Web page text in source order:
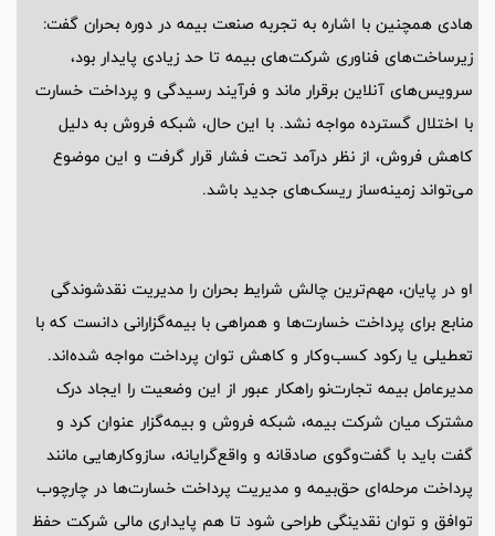
هادی همچنین با اشاره به تجربه صنعت بیمه در دوره بحران گفت:
زیرساخت‌های فناوری شرکت‌های بیمه تا حد زیادی پایدار بود،
سرویس‌های آنلاین برقرار ماند و فرآیند رسیدگی و پرداخت خسارت
با اختلال گسترده مواجه نشد. با این حال، شبکه فروش به دلیل
کاهش فروش، از نظر درآمد تحت فشار قرار گرفت و این موضوع
می‌تواند زمینه‌ساز ریسک‌های جدید باشد.
او در پایان، مهم‌ترین چالش شرایط بحران را مدیریت نقدشوندگی
منابع برای پرداخت خسارت‌ها و همراهی با بیمه‌گزارانی دانست که با
تعطیلی یا رکود کسب‌وکار و کاهش توان پرداخت مواجه شده‌اند.
مدیرعامل بیمه تجارت‌نو راهکار عبور از این وضعیت را ایجاد درک
مشترک میان شرکت بیمه، شبکه فروش و بیمه‌گزار عنوان کرد و
گفت باید با گفت‌وگوی صادقانه و واقع‌گرایانه، سازوکارهایی مانند
پرداخت مرحله‌ای حق‌بیمه و مدیریت پرداخت خسارت‌ها در چارچوب
توافق و توان نقدینگی طراحی شود تا هم پایداری مالی شرکت حفظ